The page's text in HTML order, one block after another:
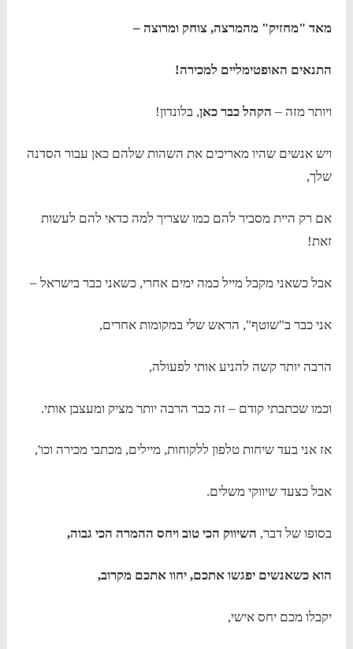
מאד "מחזיק" מהמרצה, צוחק ומרוצה –
התנאים האופטימליים למכירה!
ויותר מזה – הקהל כבר כאן, בלונדון!
ויש אנשים שהיו מאריכים את השהות שלהם כאן עבור הסדנה
שלך,
אם רק היית מסביר להם כמו שצריך למה כדאי להם לעשות
זאת!
אבל כשאני מקבל מייל כמה ימים אחרי, כשאני כבר בישראל –
אני כבר ב"שוטף", הראש שלי במקומות אחרים,
הרבה יותר קשה להניע אותי לפעולה,
וכמו שכתבתי קודם – זה כבר הרבה יותר מציק ומעצבן אותי.
אז אני בעד שיחות טלפון ללקוחות, מיילים, מכתבי מכירה וכו',
אבל כצעד שיווקי משלים.
בסופו של דבר, השיווק הכי טוב ויחס ההמרה הכי גבוה,
הוא כשאנשים יפגשו אתכם, יחוו אתכם מקרוב,
יקבלו מכם יחס אישי,